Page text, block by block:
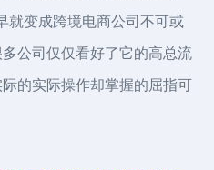
就变成跨境电商公司不可或
公司仅仅看好了它的高总流
的实际操作却掌握的屈指可